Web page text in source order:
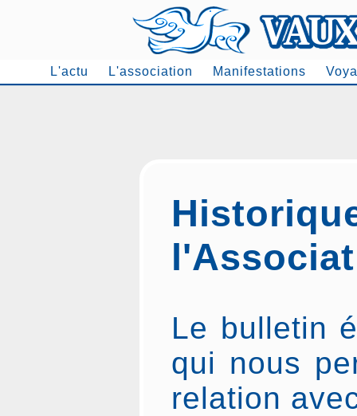
L'actu L'association Manifestations
Le bulletin
qui nous
relation